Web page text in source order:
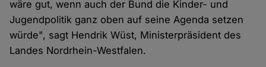
wäre gut, wenn auch der Bund die Kinder- und
Jugendpolitik ganz oben auf seine Agenda setzen
würde", sagt Hendrik Wüst, Ministerpräsident des
Landes Nordrhein-Westfalen.